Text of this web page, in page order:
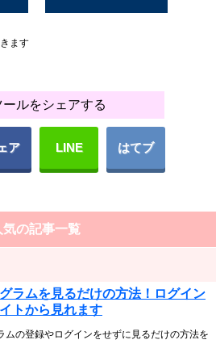
ます
ールをシェアする
ア LINE はてブ
気の記事一覧
ラムを見るだけの方法！ログイン
トから見れます
ムの登録やログインをせずに見るだけの方法を